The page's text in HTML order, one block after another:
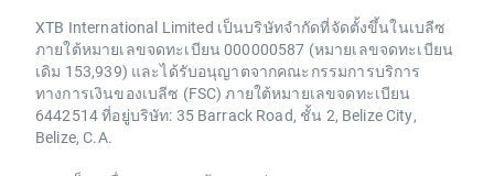
XTB International Limited เป็นบริษัทจำกัดที่จัดตั้งขึ้นในเบลีซ
ภายใต้หมายเลขจดทะเบียน 000000587 (หมายเลขจดทะเบียน
เดิม 153,939) และได้รับอนุญาตจากคณะกรรมการบริการ
ทางการเงินของเบลีซ (FSC) ภายใต้หมายเลขจดทะเบียน
6442514 ที่อยู่บริษัท: 35 Barrack Road, ชั้น 2, Belize City,
Belize, C.A.